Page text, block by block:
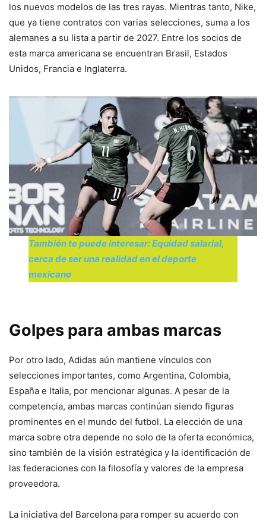
los nuevos modelos de las tres rayas. Mientras tanto, Nike,
que ya tiene contratos con varias selecciones, suma a los
alemanes a su lista a partir de 2027. Entre los socios de
esta marca americana se encuentran Brasil, Estados
Unidos, Francia e Inglaterra.
También te puede interesar: Equidad salarial,
cerca de ser una realidad en el deporte
mexicano
Golpes para ambas marcas
Por otro lado, Adidas aún mantiene vínculos con
selecciones importantes, como Argentina, Colombia,
España e Italia, por mencionar algunas. A pesar de la
competencia, ambas marcas continúan siendo figuras
prominentes en el mundo del futbol. La elección de una
marca sobre otra depende no solo de la oferta económica,
sino también de la visión estratégica y la identificación de
las federaciones con la filosofía y valores de la empresa
proveedora.
La iniciativa del Barcelona para romper su acuerdo con